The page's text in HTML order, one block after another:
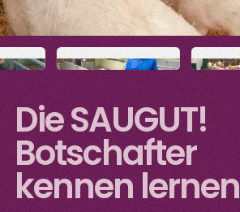
Die SAUGUT!
Botschafter
kennen lernen